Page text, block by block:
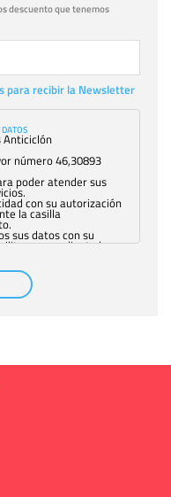
descuento que tenemos
para recibir la Newsletter
Anticiclón
número 46,30893
poder atender sus
con su autorización
la casilla
sus datos con su
mediante la
el personal de
autorizado podrá
le pedimos. No se